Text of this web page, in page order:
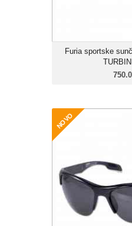
Furia sportske
NOVOFuria sportske